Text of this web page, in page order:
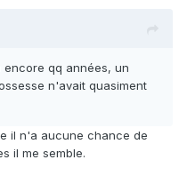
qq années, un
n'avait quasiment
il n'a aucune chance de
il me semble.